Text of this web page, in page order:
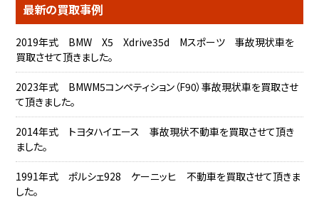
最新の買取事例
2019年式 BMW X5 Xdrive35d Mスポーツ 事故現状車を
買取させて頂きました。
2023年式 BMWM5コンペティション（F90）事故現状車を買取させ
て頂きました。
2014年式 トヨタハイエース 事故現状不動車を買取させて頂き
ました。
1991年式 ポルシェ928 ケーニッヒ 不動車を買取させて頂きま
した。